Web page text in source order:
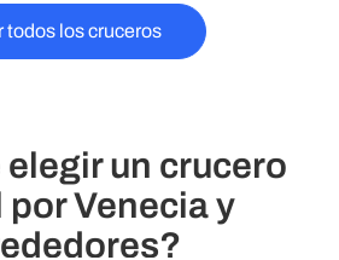
todos los cruceros
elegir un crucero
Venecia y